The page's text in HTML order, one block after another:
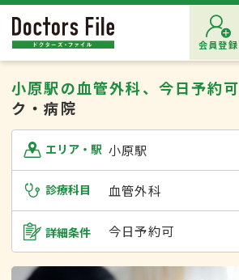
会員登録
小原駅の血管外科、今日予約可
ク・病院
エリア・駅 小原駅
診療科目 血管外科
詳細条件 今日予約可